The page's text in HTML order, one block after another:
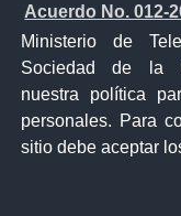
Acuerdo No. 012-
Ministerio de
Sociedad de la
nuestra política
personales. Para
sitio debe aceptar